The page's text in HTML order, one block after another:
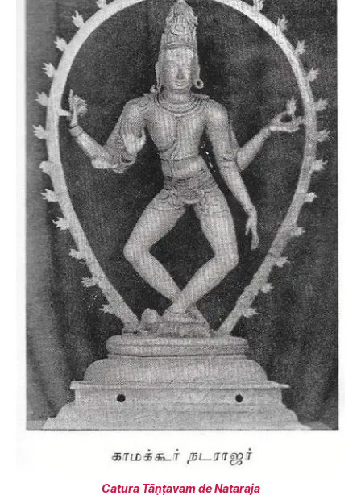
Catura Tāṇṭavam de Nataraja